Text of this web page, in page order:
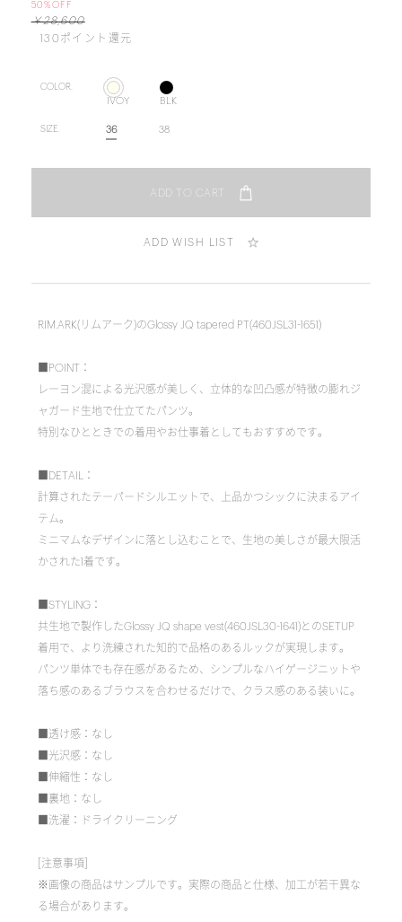
50%OFF
￥28,600
130 ポイント還元
COLOR.
IVOY BLK
SIZE. 36 38
ADD WISH LIST
RIM.ARK(リムアーク)のGlossy JQ tapered PT(460JSL31-1651)
■POINT：
レーヨン混による光沢感が美しく、立体的な凹凸感が特徴の膨れジ
ャガード生地で仕立てたパンツ。
特別なひとときでの着用やお仕事着としてもおすすめです。
■DETAIL：
計算されたテーパードシルエットで、上品かつシックに決まるアイ
テム。
ミニマムなデザインに落とし込むことで、生地の美しさが最大限活
かされた1着です。
■STYLING：
共生地で製作したGlossy JQ shape vest(460JSL30-1641)とのSETUP
着用で、より洗練された知的で品格のあるルックが実現します。
パンツ単体でも存在感があるため、シンプルなハイゲージニットや
落ち感のあるブラウスを合わせるだけで、クラス感のある装いに。
■透け感：なし
■光沢感：なし
■伸縮性：なし
■裏地：なし
■洗濯：ドライクリーニング
[注意事項]
※画像の商品はサンプルです。実際の商品と仕様、加工が若干異な
る場合があります。